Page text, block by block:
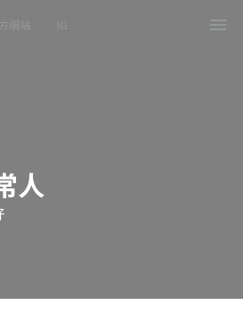
網站 IG
人